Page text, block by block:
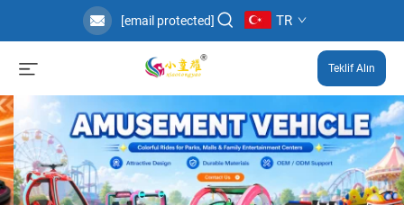
[email protected] TR
Teklif Alın